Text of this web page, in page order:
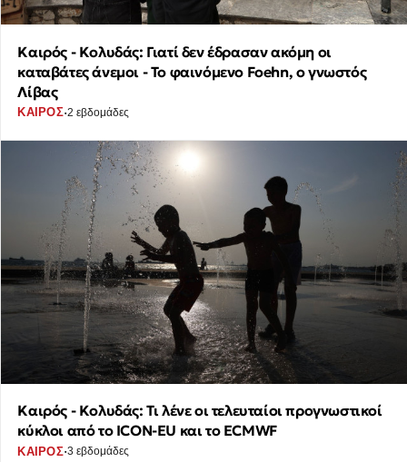
Καιρός - Κολυδάς: Γιατί δεν έδρασαν ακόμη οι
καταβάτες άνεμοι - Το φαινόμενο Foehn, ο γνωστός
Λίβας
ΚΑΙΡΟΣ·2 εβδομάδες
Καιρός - Κολυδάς: Τι λένε οι τελευταίοι προγνωστικοί
κύκλοι από το ICON-EU και το ECMWF
ΚΑΙΡΟΣ·3 εβδομάδες